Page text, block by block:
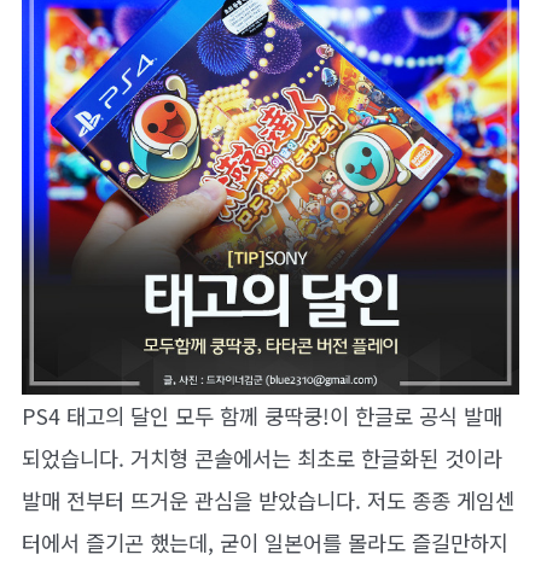
PS4 태고의 달인 모두 함께 쿵딱쿵!이 한글로 공식 발매
되었습니다. 거치형 콘솔에서는 최초로 한글화된 것이라
발매 전부터 뜨거운 관심을 받았습니다. 저도 종종 게임센
터에서 즐기곤 했는데, 굳이 일본어를 몰라도 즐길만하지